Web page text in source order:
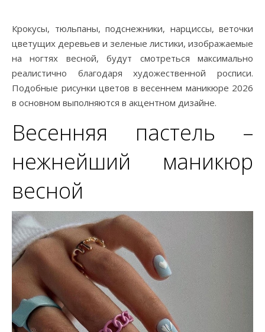
Крокусы, тюльпаны, подснежники, нарциссы, веточки
цветущих деревьев и зеленые листики, изображаемые
на ногтях весной, будут смотреться максимально
реалистично благодаря художественной росписи.
Подобные рисунки цветов в весеннем маникюре 2026
в основном выполняются в акцентном дизайне.
Весенняя пастель –
нежнейший маникюр
весной